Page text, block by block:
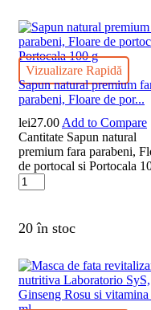
Vizualizare Rapidă
Sapun natural premium
parabeni, Floare de por...
lei27.00 Add to Compare
Cantitate Sapun natural
premium fara parabeni,
de portocal si Portocala
20 în stoc